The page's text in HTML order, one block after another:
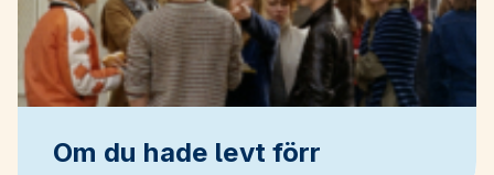
Om du hade levt förr